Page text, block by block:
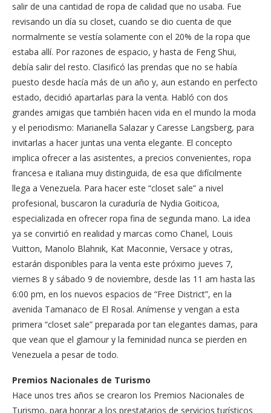
salir de una cantidad de ropa de calidad que no usaba. Fue
revisando un día su closet, cuando se dio cuenta de que
normalmente se vestía solamente con el 20% de la ropa que
estaba allí. Por razones de espacio, y hasta de Feng Shui,
debía salir del resto. Clasificó las prendas que no se había
puesto desde hacía más de un año y, aun estando en perfecto
estado, decidió apartarlas para la venta. Habló con dos
grandes amigas que también hacen vida en el mundo la moda
y el periodismo: Marianella Salazar y Caresse Langsberg, para
invitarlas a hacer juntas una venta elegante. El concepto
implica ofrecer a las asistentes, a precios convenientes, ropa
francesa e italiana muy distinguida, de esa que difícilmente
llega a Venezuela. Para hacer este “closet sale” a nivel
profesional, buscaron la curaduría de Nydia Goiticoa,
especializada en ofrecer ropa fina de segunda mano. La idea
ya se convirtió en realidad y marcas como Chanel, Louis
Vuitton, Manolo Blahnik, Kat Maconnie, Versace y otras,
estarán disponibles para la venta este próximo jueves 7,
viernes 8 y sábado 9 de noviembre, desde las 11 am hasta las
6:00 pm, en los nuevos espacios de “Free District”, en la
avenida Tamanaco de El Rosal. Anímense y vengan a esta
primera “closet sale” preparada por tan elegantes damas, para
que vean que el glamour y la feminidad nunca se pierden en
Venezuela a pesar de todo.
Premios Nacionales de Turismo
Hace unos tres años se crearon los Premios Nacionales de
Turismo, para honrar a los prestatarios de servicios turísticos